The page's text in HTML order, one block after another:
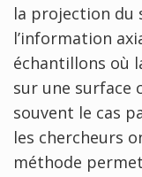
la projection du
l’information
échantillons où
sur une surface
souvent le cas
les chercheurs
méthode